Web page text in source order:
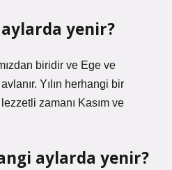
aylarda yenir?
biridir ve Ege ve
Yılın herhangi bir
zamanı Kasım ve
aylarda yenir?